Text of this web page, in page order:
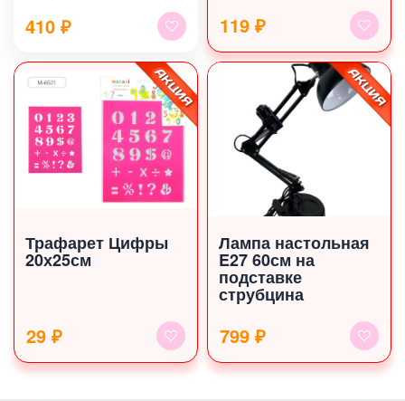
410 ₽ 119 ₽
Трафарет Цифры
20х25см
29 ₽
Лампа настольная
E27 60см на
подставке
струбцина
799 ₽